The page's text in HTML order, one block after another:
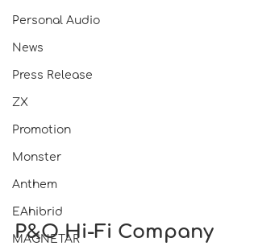
Personal Audio
News
Press Release
ZX
Promotion
Monster
Anthem
EAhibrid
MAGNETAR
P&O Hi-Fi Company